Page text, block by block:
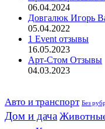
06.04.2024
Довгалюк Игорь
05.04.2022
1 Event отзывы
16.05.2023
Арт-Стом Отзывы
04.03.2023
Авто и транспорт Без
Дом и дача